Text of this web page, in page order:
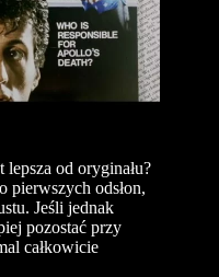
od oryginału?
pierwszych odsłon,
Jeśli jednak
pozostać przy
całkowicie